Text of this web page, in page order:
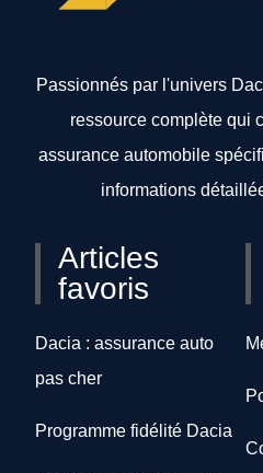
Passionnés par l'univers
ressource complète qui
assurance automobile
informations
Articles
favoris
Dacia : assurance auto
pas cher
Programme fidélité Dacia